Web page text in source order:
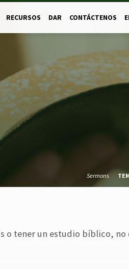
RECURSOS DAR CONTÁCTENOS
Sermons
o tener un estudio bíblico,